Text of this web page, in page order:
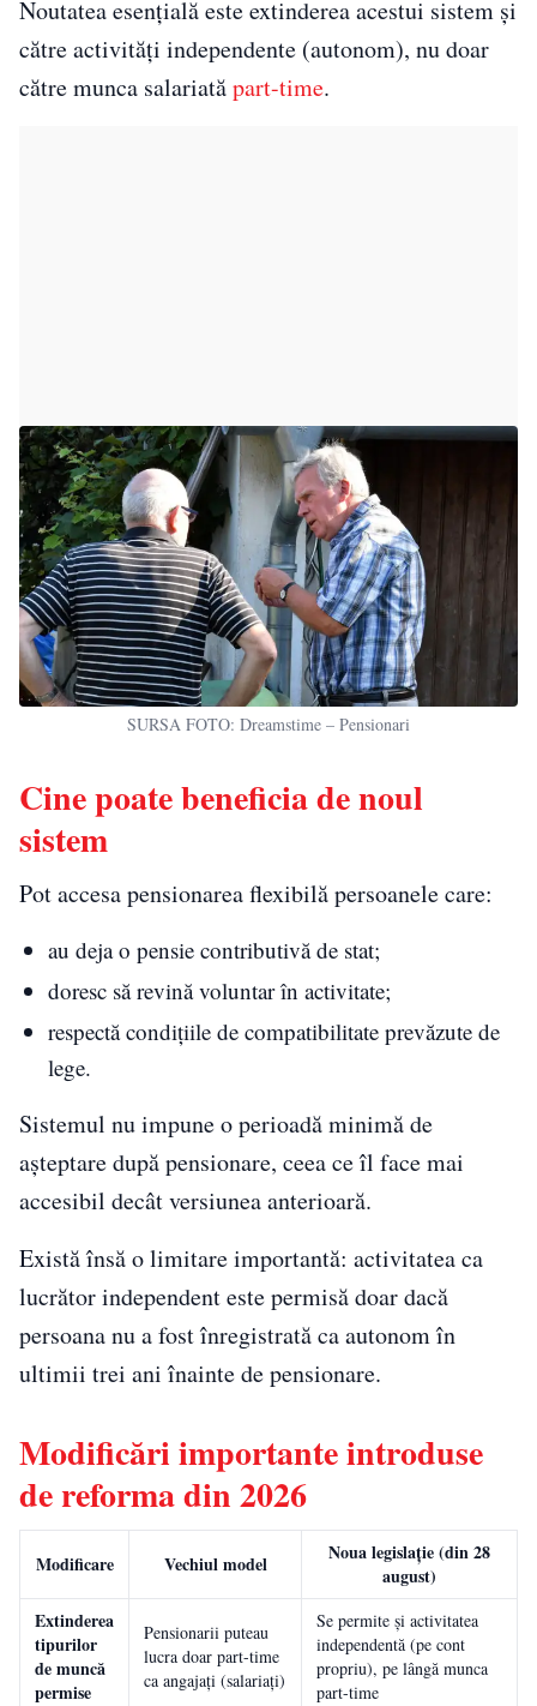
Noutatea esențială este extinderea acestui sistem și
către activități independente (autonom), nu doar
către munca salariatăpart-time.
SURSA FOTO: Dreamstime – Pensionari
Cine poate beneficia de noul
sistem
Pot accesa pensionarea flexibilă persoanele care:
au deja o pensie contributivă de stat;
doresc să revină voluntar în activitate;
respectă condițiile de compatibilitate prevăzute de
lege.
Sistemul nu impune o perioadă minimă de
așteptare după pensionare, ceea ce îl face mai
accesibil decât versiunea anterioară.
Există însă o limitare importantă: activitatea ca
lucrător independent este permisă doar dacă
persoana nu a fost înregistrată ca autonom în
ultimii trei ani înainte de pensionare.
Modificări importante introduse
de reforma din 2026
Modificare Vechiul model
Noua legislație (din 28
august)
Extinderea
tipurilor
de muncă
permise
Pensionarii puteau
lucra doar part-time
ca angajați (salariați)
Se permite și activitatea
independentă (pe cont
propriu), pe lângă munca
part-time